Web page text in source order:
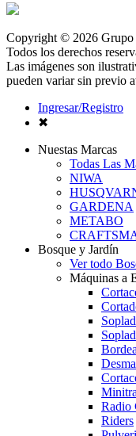
Copyright © 2026 Grupo
Todos los derechos
Las imágenes son
pueden variar sin previo
Ingresar/Registro
✖
Nuestas Marcas
Todas Las
NIWA
GARDENA
METABO
Bosque y Jardín
Ver todo
Máquinas a
Radio
Riders